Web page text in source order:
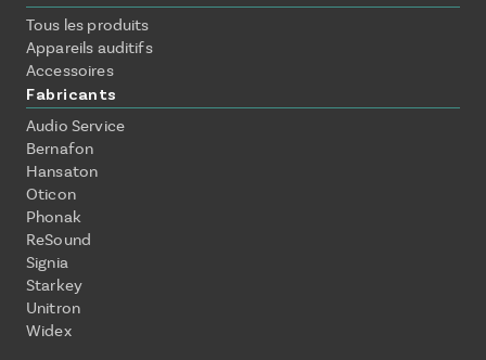
Tous les produits
Appareils auditifs
Accessoires
Fabricants
Audio Service
Bernafon
Hansaton
Oticon
Phonak
ReSound
Signia
Starkey
Unitron
Widex